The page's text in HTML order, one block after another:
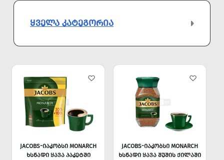
ᲧᲕᲔᲚᲐ ᲙᲐᲢᲔᲒᲝᲠᲘᲐ
JACOBS-ᲘᲐᲙᲝᲑᲡᲘ MONARCH
ᲮᲡᲜᲐᲓᲘ ᲧᲐᲕᲐ ᲞᲐᲙᲔᲢᲨᲘ
JACOBS-ᲘᲐᲙᲝᲑᲡᲘ MONARCH
ᲮᲡᲜᲐᲓᲘ ᲧᲐᲕᲐ ᲨᲣᲨᲘᲡ ᲥᲘᲚᲐᲨᲘ